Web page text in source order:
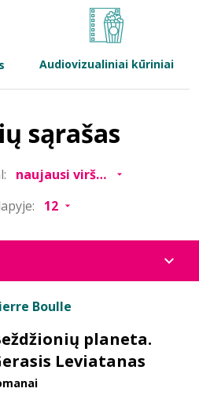
Audiovizualiniai kūriniai
sąrašas
Boulle
planeta.
Leviatanas